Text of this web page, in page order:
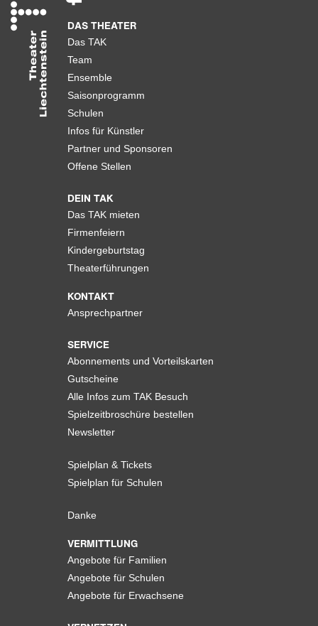
DAS THEATER
Das TAK
Team
Ensemble
Saisonprogramm
Schulen
Infos für Künstler
Partner und Sponsoren
Offene Stellen
DEIN TAK
Das TAK mieten
Firmenfeiern
Kindergeburtstag
Theaterführungen
KONTAKT
Ansprechpartner
SERVICE
Abonnements und Vorteilskarten
Gutscheine
Alle Infos zum TAK Besuch
Spielzeitbroschüre bestellen
Newsletter
Spielplan & Tickets
Spielplan für Schulen
Danke
VERMITTLUNG
Angebote für Familien
Angebote für Schulen
Angebote für Erwachsene